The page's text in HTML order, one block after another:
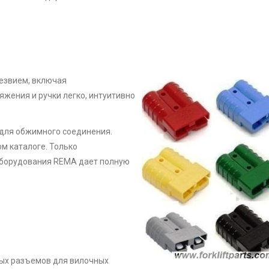
включая
и ручки легко, интуитивно
обжимного соединения.
каталоге. Только
REMA дает полную
разъемов для вилочных